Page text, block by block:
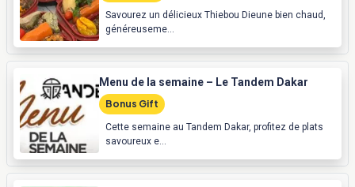
Savourez un délicieux Thiebou Dieune bien chaud,
généreuseme...
Menu de la semaine – Le Tandem Dakar
Bonus Gift
Cette semaine au Tandem Dakar, profitez de plats
savoureux e...